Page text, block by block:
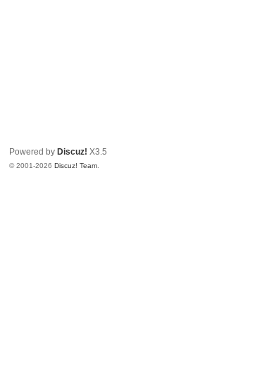
Powered by Discuz! X3.5
© 2001-2026Discuz! Team